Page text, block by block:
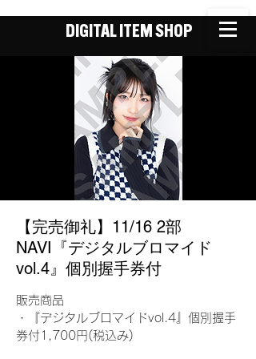
DIGITAL ITEM SHOP
【完売御礼】11/16 2部
NAVI『デジタルブロマイド
vol.4』個別握手券付
販売商品
・『デジタルブロマイドvol.4』個別握手
券付1,700円(税込み)